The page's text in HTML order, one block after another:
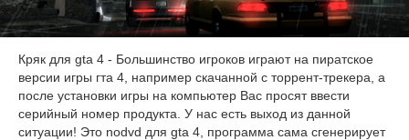
Кряк для gta 4 - Большинство игроков играют на пиратское
версии игры гта 4, например скачанной с торрент-трекера, а
после установки игры на компьютер Вас просят ввести
серийный номер продукта. У нас есть выход из данной
ситуации! Это nodvd для gta 4, программа сама сгенерирует